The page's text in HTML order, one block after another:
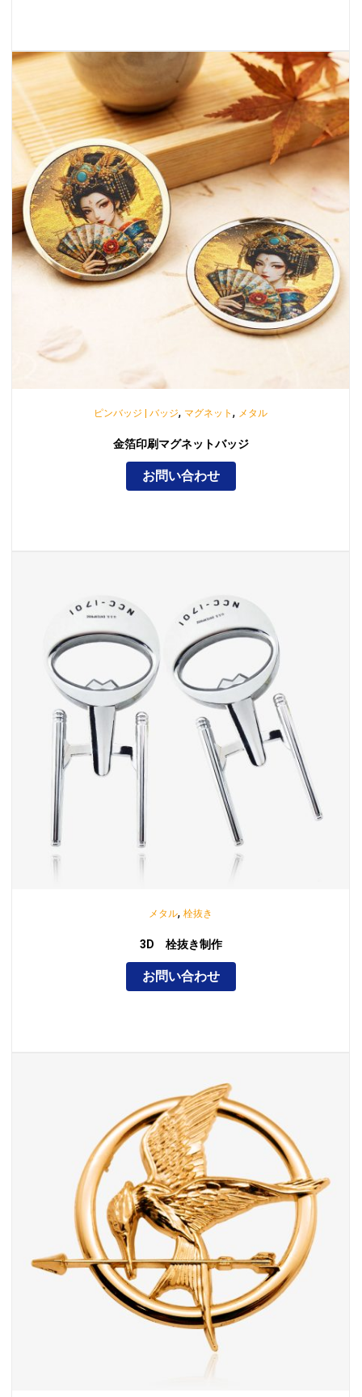
ピンバッジ | バッジ, マグネット , メタル
金箔印刷マグネットバッジ
お問い合わせ
メタル, 栓抜き
3D 栓抜き制作
お問い合わせ